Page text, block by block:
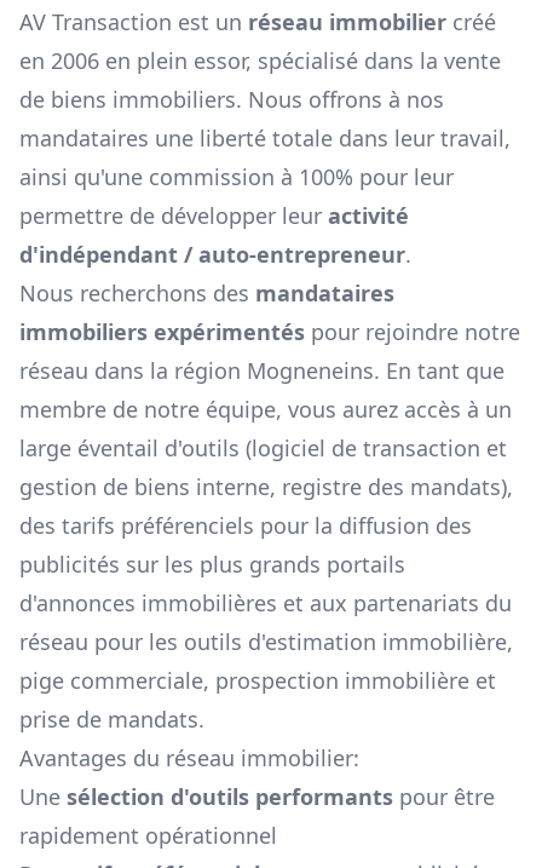
AV Transaction est un réseau immobilier créé
en 2006 en plein essor, spécialisé dans la vente
de biens immobiliers. Nous offrons à nos
mandataires une liberté totale dans leur travail,
ainsi qu'une commission à 100% pour leur
permettre de développer leur activité
d'indépendant / auto-entrepreneur.
Nous recherchons des mandataires
immobiliers expérimentés pour rejoindre notre
réseau dans la région Mogneneins. En tant que
membre de notre équipe, vous aurez accès à un
large éventail d'outils (logiciel de transaction et
gestion de biens interne, registre des mandats),
des tarifs préférenciels pour la diffusion des
publicités sur les plus grands portails
d'annonces immobilières et aux partenariats du
réseau pour les outils d'estimation immobilière,
pige commerciale, prospection immobilière et
prise de mandats.
Avantages du réseau immobilier:
Une sélection d'outils performants pour être
rapidement opérationnel